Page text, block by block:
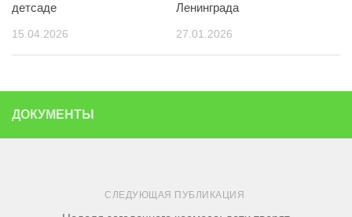
детсаде
15.04.2026
Ленинграда
27.01.2026
ДОКУМЕНТЫ
СЛЕДУЮЩАЯ ПУБЛИКАЦИЯ